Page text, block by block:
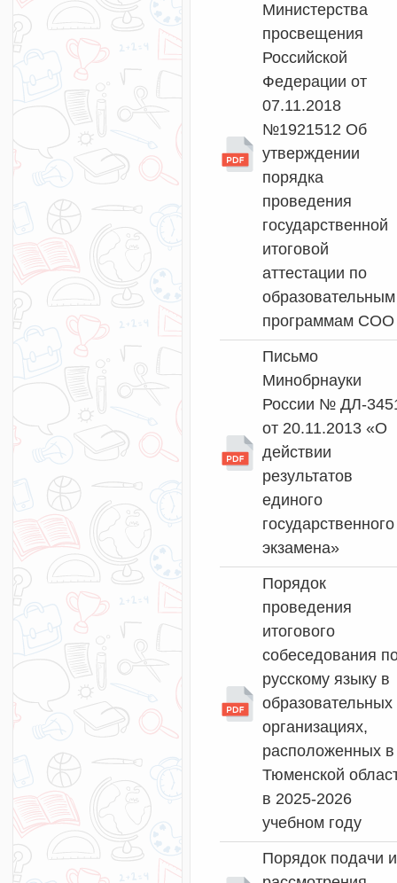
Министерства
просвещения
Российской
Федерации от
07.11.2018
№1921512 Об
утверждении
порядка
проведения
государственной
итоговой
аттестации по
образовательным
программам СОО
Письмо
Минобрнауки
России № ДЛ-
от 20.11.2013 «О
действии
результатов
единого
государственного
экзамена»
Порядок
проведения
итогового
собеседования
русскому языку в
образовательных
организациях,
расположенных в
Тюменской
в 2025-2026
учебном году
Порядок подачи и